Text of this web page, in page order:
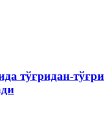
тўғридан-тўғри